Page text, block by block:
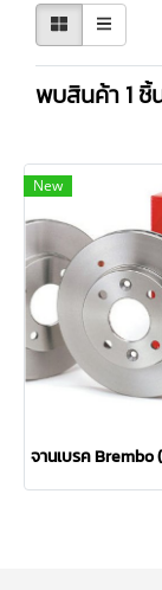
พบสินค้า 1 ชิ้
New
จานเบรค Brembo